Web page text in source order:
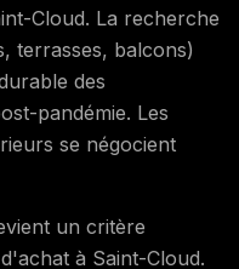
Cloud. La recherche
terrasses, balcons)
des
pandémie. Les
se négocient
un critère
à Saint-Cloud.